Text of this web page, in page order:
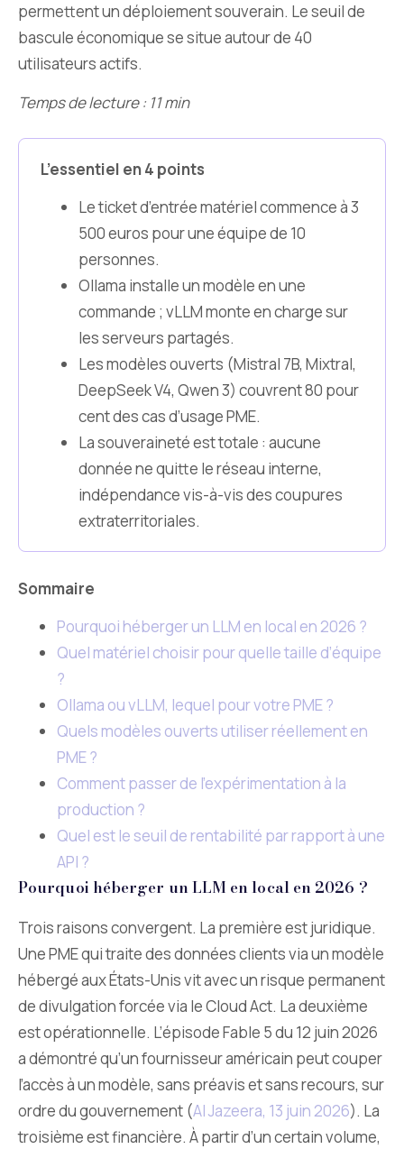
permettent un déploiement souverain. Le seuil de
bascule économique se situe autour de 40
utilisateurs actifs.
Temps de lecture : 11 min
L’essentiel en 4 points
Le ticket d’entrée matériel commence à 3
500 euros pour une équipe de 10
personnes.
Ollama installe un modèle en une
commande ; vLLM monte en charge sur
les serveurs partagés.
Les modèles ouverts (Mistral 7B, Mixtral,
DeepSeek V4, Qwen 3) couvrent 80 pour
cent des cas d’usage PME.
La souveraineté est totale : aucune
donnée ne quitte le réseau interne,
indépendance vis-à-vis des coupures
extraterritoriales.
Sommaire
Pourquoi héberger un LLM en local en 2026 ?
Quel matériel choisir pour quelle taille d’équipe
?
Ollama ou vLLM, lequel pour votre PME ?
Quels modèles ouverts utiliser réellement en
PME ?
Comment passer de l’expérimentation à la
production ?
Quel est le seuil de rentabilité par rapport à une
API ?
Pourquoi héberger un LLM en local en 2026 ?
Trois raisons convergent. La première est juridique.
Une PME qui traite des données clients via un modèle
hébergé aux États-Unis vit avec un risque permanent
de divulgation forcée via le Cloud Act. La deuxième
est opérationnelle. L’épisode Fable 5 du 12 juin 2026
a démontré qu’un fournisseur américain peut couper
l’accès à un modèle, sans préavis et sans recours, sur
ordre du gouvernement (Al Jazeera, 13 juin 2026). La
troisième est financière. À partir d’un certain volume,